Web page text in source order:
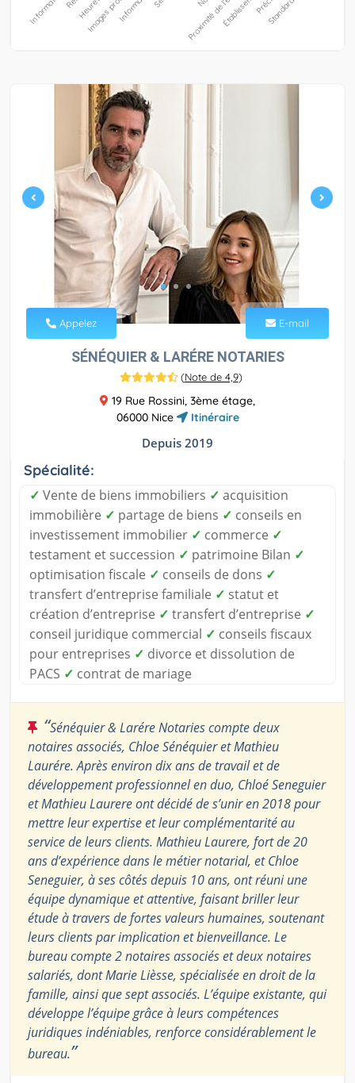
Appelez E-mail
SÉNÉQUIER & LARÉRE NOTARIES
(Note de 4,9)
19 Rue Rossini, 3ème étage,
06000 Nice
Itinéraire
Depuis 2019
Spécialité:
✓ Vente de biens immobiliers ✓ acquisition
immobilière ✓ partage de biens ✓ conseils en
investissement immobilier ✓ commerce ✓
testament et succession ✓ patrimoine Bilan ✓
optimisation fiscale ✓ conseils de dons ✓
transfert d’entreprise familiale ✓ statut et
création d’entreprise ✓ transfert d’entreprise ✓
conseil juridique commercial ✓ conseils fiscaux
pour entreprises ✓ divorce et dissolution de
PACS ✓ contrat de mariage
“Sénéquier & Larére Notaries compte deux
notaires associés, Chloe Sénéquier et Mathieu
Laurére. Après environ dix ans de travail et de
développement professionnel en duo, Chloé Seneguier
et Mathieu Laurere ont décidé de s’unir en 2018 pour
mettre leur expertise et leur complémentarité au
service de leurs clients. Mathieu Laurere, fort de 20
ans d’expérience dans le métier notarial, et Chloe
Seneguier, à ses côtés depuis 10 ans, ont réuni une
équipe dynamique et attentive, faisant briller leur
étude à travers de fortes valeurs humaines, soutenant
leurs clients par implication et bienveillance. Le
bureau compte 2 notaires associés et deux notaires
salariés, dont Marie Lièsse, spécialisée en droit de la
famille, ainsi que sept associés. L’équipe existante, qui
développe l’équipe grâce à leurs compétences
juridiques indéniables, renforce considérablement le
bureau.”